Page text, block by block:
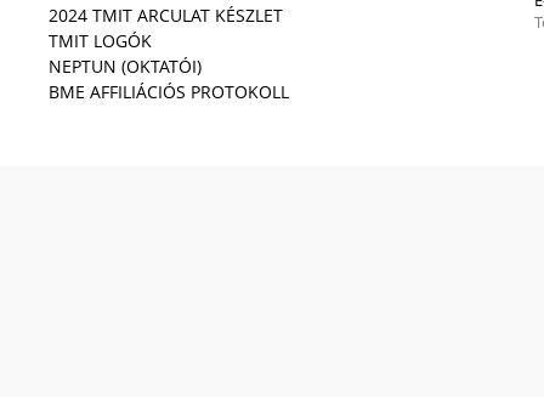
2024 TMIT ARCULAT KÉSZLET
TMIT LOGÓK
NEPTUN (OKTATÓI)
BME AFFILIÁCIÓS PROTOKOLL